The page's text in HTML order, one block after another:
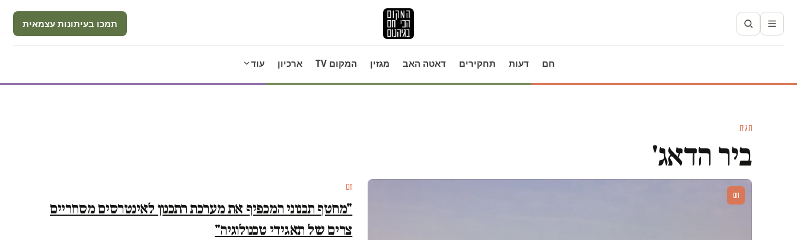
תמכו בעיתונות עצמאית
חם דעות תחקירים דאטה האב מגזין המקום TV ארכיון עוד
תגית
ביר הדאג'
חם
חם
"מחטף תכנוני המכפיף את מערכת התכנון לאינטרסים מסחריים
צרים של תאגידי טכנולוגיה"